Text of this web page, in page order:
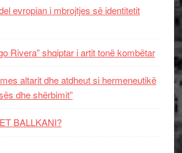
evropian i mbrojtjes së identitetit
Rivera” shqiptar i artit tonë kombëtar
altarit dhe atdheut si hermeneutikë
dhe shërbimit”
BALLKANI?